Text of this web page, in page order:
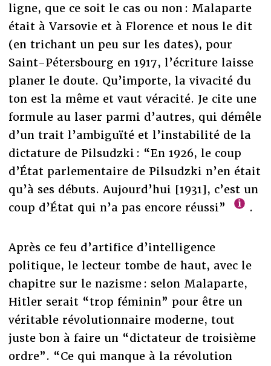
ligne, que ce soit le cas ou non : Malaparte
était à Varsovie et à Florence et nous le dit
(en trichant un peu sur les dates), pour
Saint-Pétersbourg en 1917, l’écriture laisse
planer le doute. Qu’importe, la vivacité du
ton est la même et vaut véracité. Je cite une
formule au laser parmi d’autres, qui démêle
d’un trait l’ambiguïté et l’instabilité de la
dictature de Pilsudzki : “En 1926, le coup
d’État parlementaire de Pilsudzki n’en était
qu’à ses débuts. Aujourd’hui [1931], c’est un
coup d’État qui n’a pas encore réussi”
.
Après ce feu d’artifice d’intelligence
politique, le lecteur tombe de haut, avec le
chapitre sur le nazisme : selon Malaparte,
Hitler serait “trop féminin” pour être un
véritable révolutionnaire moderne, tout
juste bon à faire un “dictateur de troisième
ordre”. “Ce qui manque à la révolution